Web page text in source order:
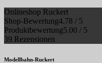
Onlineshop Ruckert
Shop-Bewertung4.78 / 5
Produktbewertung5.00 / 5
39 Rezensionen
Modellbahn-Ruckert